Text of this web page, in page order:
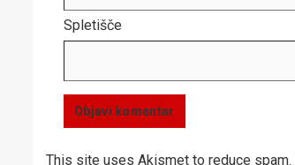
Spletišče
This site uses Akismet to reduce spam.